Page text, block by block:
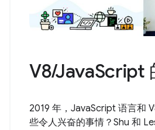
V8/JavaScript
2019 年，JavaScript 语言和
些令人兴奋的事情？Shu 和